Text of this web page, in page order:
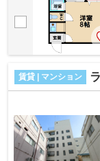
賃貸 | マンション